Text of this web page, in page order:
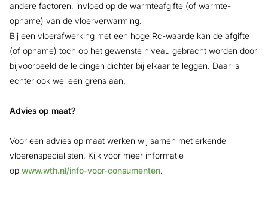
andere factoren, invloed op de warmteafgifte (of warmte-
opname) van de vloerverwarming.
Bij een vloerafwerking met een hoge Rc-waarde kan de afgifte
(of opname) toch op het gewenste niveau gebracht worden door
bijvoorbeeld de leidingen dichter bij elkaar te leggen. Daar is
echter ook wel een grens aan.
Advies op maat?
Voor een advies op maat werken wij samen met erkende
vloerenspecialisten. Kijk voor meer informatie
op www.wth.nl/info-voor-consumenten.